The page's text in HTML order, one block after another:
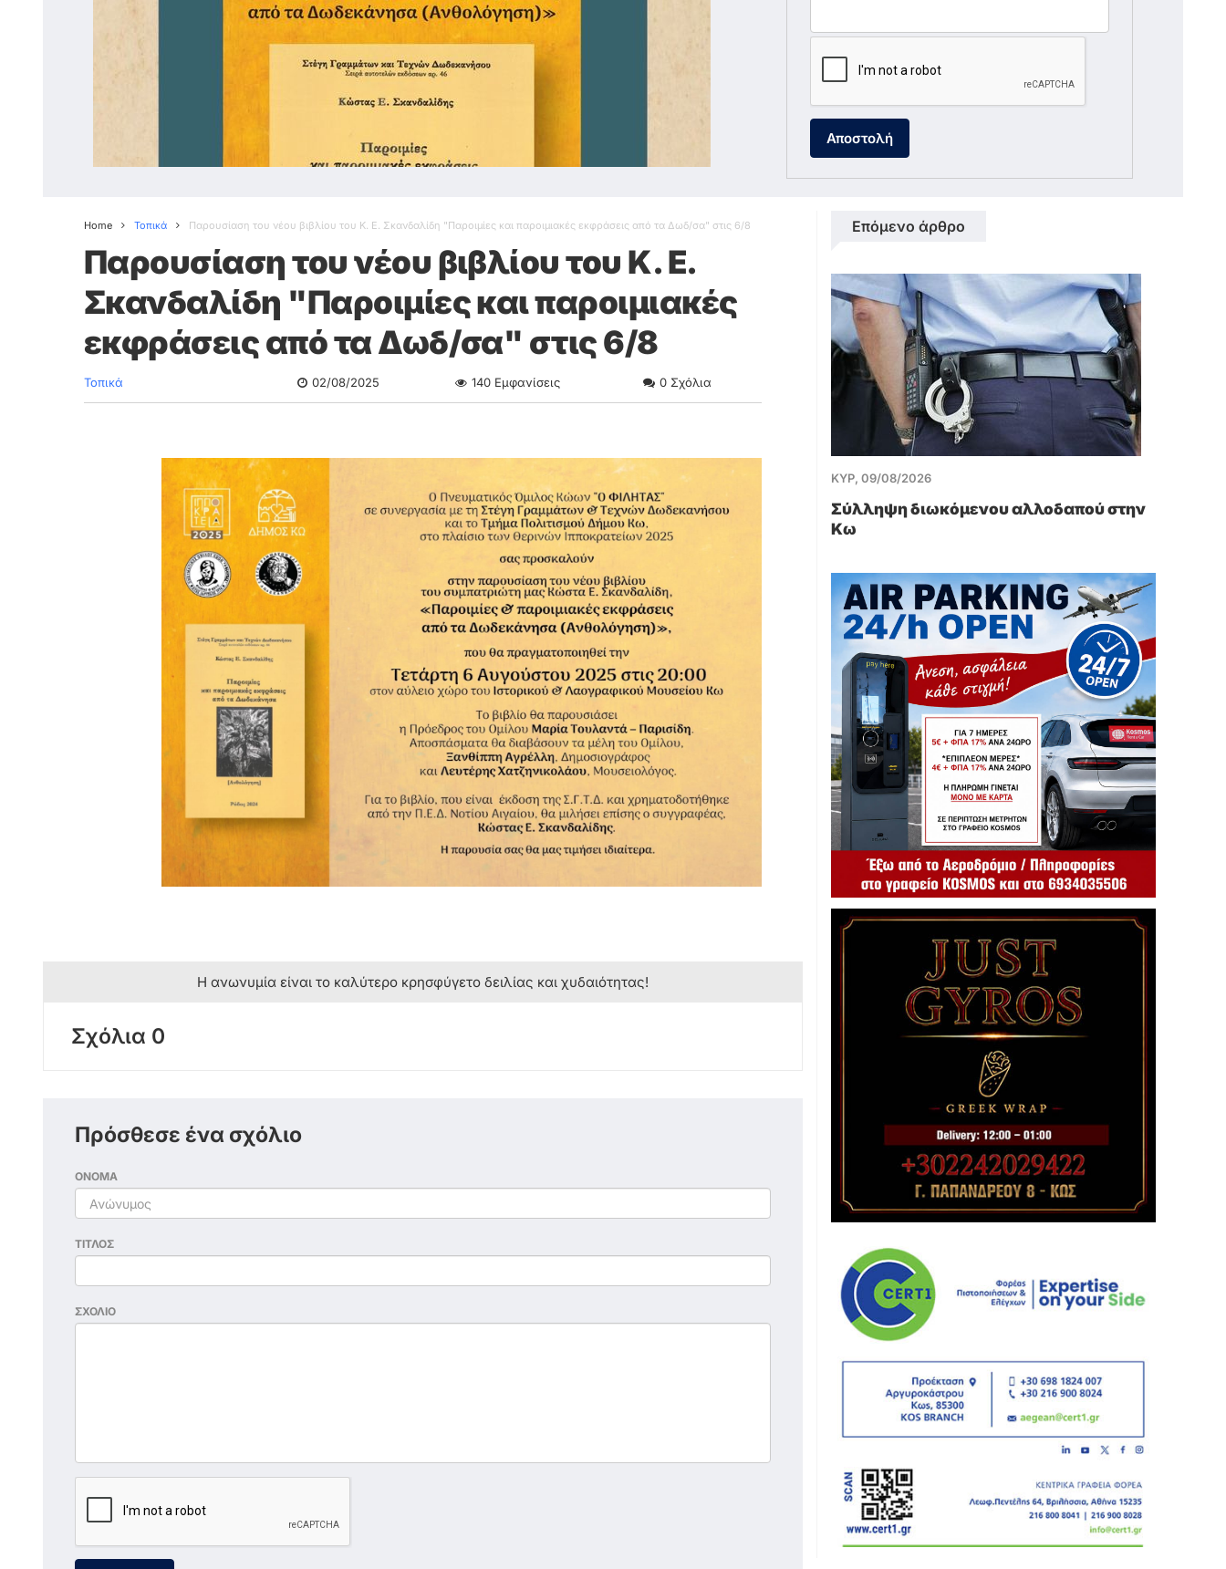
Αποστολή
Home Τοπικά Παρουσίαση του νέου βιβλίου του Κ. Ε. Σκανδαλίδη "Παροιμίες και παροιμιακές εκφράσεις από τα Δωδ/σα" στις 6/8
Παρουσίαση του νέου βιβλίου του Κ. Ε.
Σκανδαλίδη "Παροιμίες και παροιμιακές
εκφράσεις από τα Δωδ/σα" στις 6/8
Τοπικά 02/08/2025 140 Εμφανίσεις 0Σχόλια
Η ανωνυμία είναι το καλύτερο κρησφύγετο δειλίας και χυδαιότητας!
Σχόλια 0
Πρόσθεσε ένα σχόλιο
ΟΝΟΜΑ
ΤΙΤΛΟΣ
ΣΧΟΛΙΟ
Επόμενο άρθρο
ΚΥΡ, 09/08/2026
Σύλληψη διωκόμενου αλλοδαπού στην
Κω